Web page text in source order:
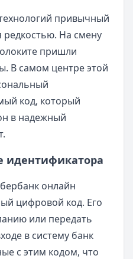
привычный
редкостью. На смену
пришли
В самом центре этой
код, который
в надежный
идентификатора
онлайн
цифровой код. Его
или передать
в систему банк
с этим кодом, что